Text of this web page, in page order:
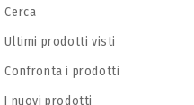
Cerca
Ultimi prodotti visti
Confronta i prodotti
I nuovi prodotti